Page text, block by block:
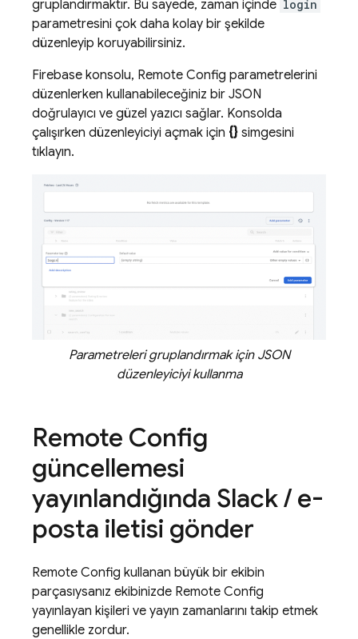
gruplandırmaktır. Bu sayede, zaman içinde login
parametresini çok daha kolay bir şekilde
düzenleyip koruyabilirsiniz.
Firebase konsolu, Remote Config parametrelerini
düzenlerken kullanabileceğiniz bir JSON
doğrulayıcı ve güzel yazıcı sağlar. Konsolda
çalışırken düzenleyiciyi açmak için {}simgesini
tıklayın.
Parametreleri gruplandırmak için JSON
düzenleyiciyi kullanma
Remote Config
güncellemesi
yayınlandığında Slack/e-
posta iletisi gönder
Remote Config kullanan büyük bir ekibin
parçasıysanız ekibinizde Remote Config
yayınlayan kişileri ve yayın zamanlarını takip etmek
genellikle zordur.